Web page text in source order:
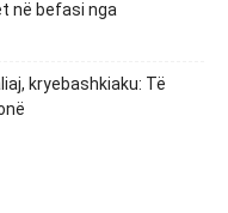
në befasi nga
kryebashkiaku: Të